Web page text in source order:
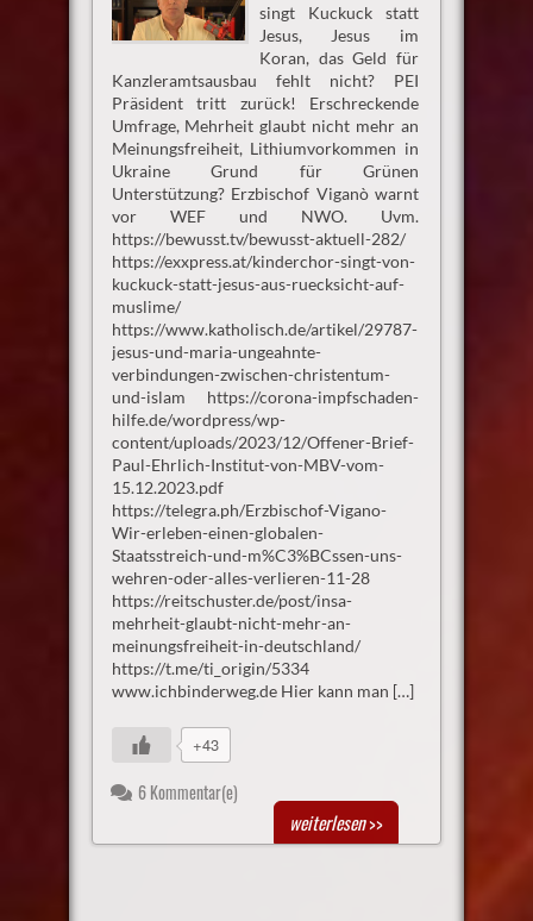
singt Kuckuck statt
Jesus, Jesus im
Koran, das Geld für
Kanzleramtsausbau fehlt nicht? PEI
Präsident tritt zurück! Erschreckende
Umfrage, Mehrheit glaubt nicht mehr an
Meinungsfreiheit, Lithiumvorkommen in
Ukraine Grund für Grünen
Unterstützung? Erzbischof Viganò warnt
vor WEF und NWO. Uvm.
https://bewusst.tv/bewusst-aktuell-282/
https://exxpress.at/kinderchor-singt-von-
kuckuck-statt-jesus-aus-ruecksicht-auf-
muslime/
https://www.katholisch.de/artikel/29787-
jesus-und-maria-ungeahnte-
verbindungen-zwischen-christentum-
und-islam https://corona-impfschaden-
hilfe.de/wordpress/wp-
content/uploads/2023/12/Offener-Brief-
Paul-Ehrlich-Institut-von-MBV-vom-
15.12.2023.pdf
https://telegra.ph/Erzbischof-Vigano-
Wir-erleben-einen-globalen-
Staatsstreich-und-m%C3%BCssen-uns-
wehren-oder-alles-verlieren-11-28
https://reitschuster.de/post/insa-
mehrheit-glaubt-nicht-mehr-an-
meinungsfreiheit-in-deutschland/
https://t.me/ti_origin/5334
www.ichbinderweg.de Hier kann man […]
+43
6 Kommentar(e)
weiterlesen>>